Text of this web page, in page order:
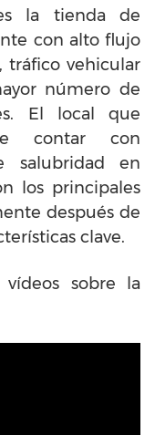
la tienda de
con alto flujo
tráfico vehicular
número de
El local que
contar con
salubridad en
los principales
después de
clave.
sobre la